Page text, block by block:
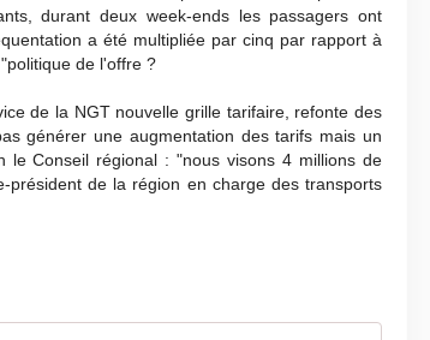
durant deux week-ends les passagers ont
a été multipliée par cinq par rapport à
de l'offre ?
de la NGT nouvelle grille tarifaire, refonte des
générer une augmentation des tarifs mais un
le Conseil régional : "nous visons 4 millions de
président de la région en charge des transports